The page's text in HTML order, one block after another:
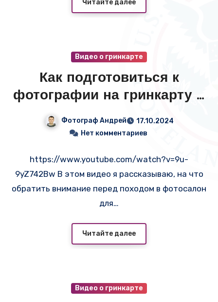
Читайте далее
Видео о гринкарте
Как подготовиться к
фотографии на гринкарту в
Фотограф Андрей
17.10.2024
Нет комментариев
https://www.youtube.com/watch?v=9u-
9yZ742Bw В этом видео я рассказываю, на что
обратить внимание перед походом в фотосалон
для…
Читайте далее
Видео о гринкарте